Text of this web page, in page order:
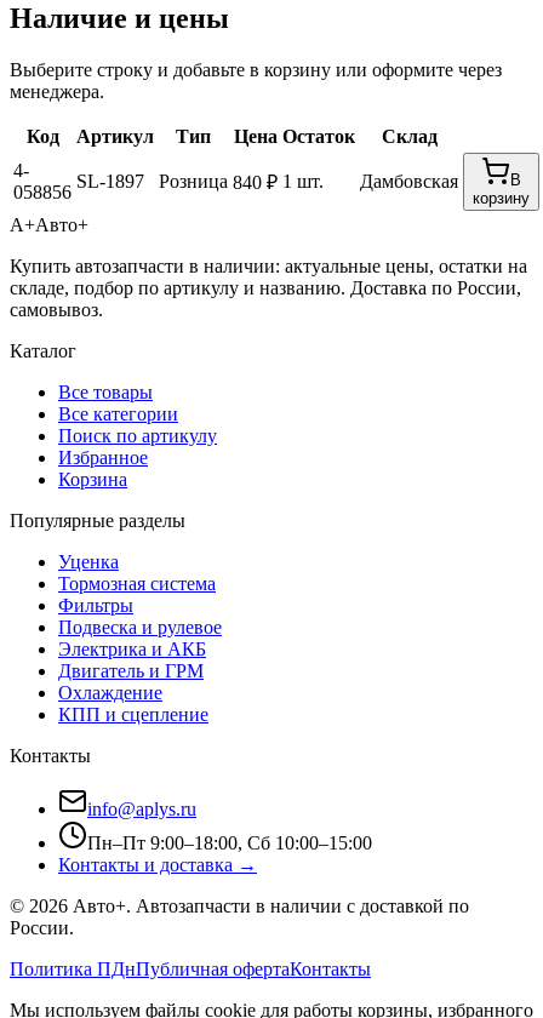
Наличие и цены
Выберите строку и добавьте в корзину или оформите через
менеджера.
Код Артикул Тип Цена Остаток
Склад
4-
058856
SL-1897 Розница 840 ₽ 1 шт. Дамбовская
В
корзину
А+Авто+
Купить автозапчасти в наличии: актуальные цены, остатки на
складе, подбор по артикулу и названию. Доставка по России,
самовывоз.
Каталог
Все товары
Все категории
Поиск по артикулу
Избранное
Корзина
Популярные разделы
Уценка
Тормозная система
Фильтры
Подвеска и рулевое
Электрика и АКБ
Двигатель и ГРМ
Охлаждение
КПП и сцепление
Контакты
info@aplys.ru
Пн–Пт 9:00–18:00, Сб 10:00–15:00
Контакты и доставка →
© 2026 Авто+. Автозапчасти в наличии с доставкой по
России.
Политика ПДнПубличная офертаКонтакты
Мы используем файлы cookie для работы корзины, избранного